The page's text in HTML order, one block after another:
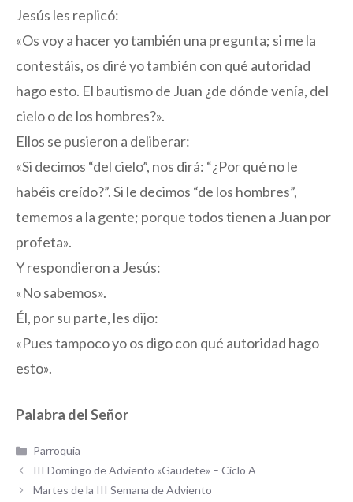
Jesús les replicó:
«Os voy a hacer yo también una pregunta; si me la
contestáis, os diré yo también con qué autoridad
hago esto. El bautismo de Juan ¿de dónde venía, del
cielo o de los hombres?».
Ellos se pusieron a deliberar:
«Si decimos “del cielo”, nos dirá: “¿Por qué no le
habéis creído?”. Si le decimos “de los hombres”,
tememos a la gente; porque todos tienen a Juan por
profeta».
Y respondieron a Jesús:
«No sabemos».
Él, por su parte, les dijo:
«Pues tampoco yo os digo con qué autoridad hago
esto».
Palabra del Señor
Categorías
Parroquia
III Domingo de Adviento «Gaudete» – Ciclo A
Martes de la III Semana de Adviento